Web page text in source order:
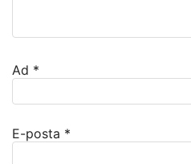
Ad *
E-posta *